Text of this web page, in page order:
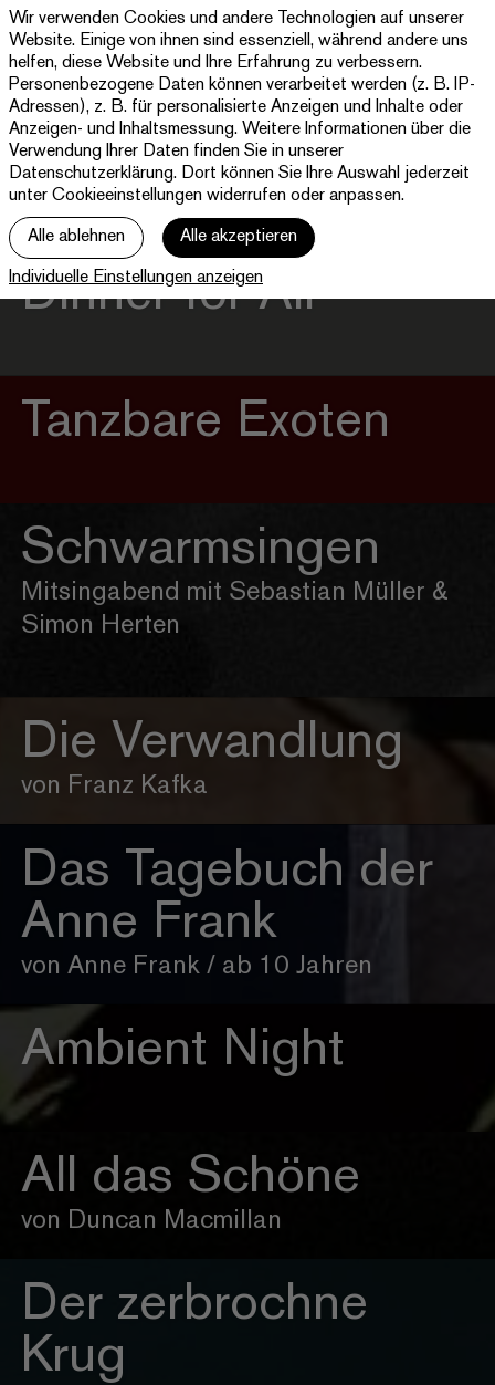
Theater
Paderborn
Westfälische
Kammerspiele
Programm & Tickets
Abos
jott
Ihr Besuch
Haus
Dinner for All
Tanzbare Exoten
Schwarmsingen
Mitsingabend mit Sebastian Müller &
Simon Herten
Die Verwandlung
von Franz Kafka
Das Tagebuch der
Anne Frank
von Anne Frank / ab 10 Jahren
Ambient Night
All das Schöne
von Duncan Macmillan
Der zerbrochne
Krug
Wir verwenden Cookies und andere Technologien auf unserer
Website. Einige von ihnen sind essenziell, während andere uns
helfen, diese Website und Ihre Erfahrung zu verbessern.
Personenbezogene Daten können verarbeitet werden (z. B. IP-
Adressen), z. B. für personalisierte Anzeigen und Inhalte oder
Anzeigen- und Inhaltsmessung. Weitere Informationen über die
Verwendung Ihrer Daten finden Sie in unserer
Datenschutzerklärung. Dort können Sie Ihre Auswahl jederzeit
unter Cookieeinstellungen widerrufen oder anpassen.
Alle ablehnen Alle akzeptieren
Individuelle Einstellungen anzeigen